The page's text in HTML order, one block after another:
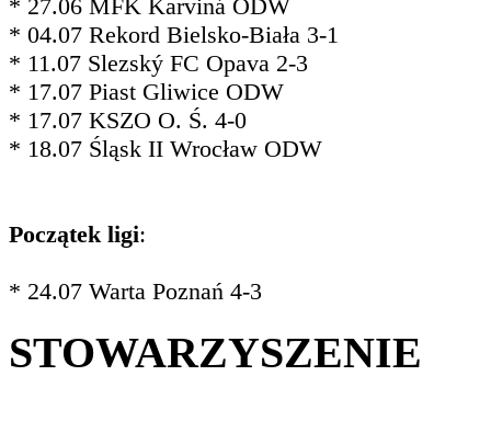
* 27.06 MFK Karviná ODW
* 04.07 Rekord Bielsko-Biała 3-1
* 11.07 Slezský FC Opava 2-3
* 17.07 Piast Gliwice ODW
* 17.07 KSZO O. Ś. 4-0
* 18.07 Śląsk II Wrocław ODW
Początek ligi:
* 24.07 Warta Poznań 4-3
STOWARZYSZENIE